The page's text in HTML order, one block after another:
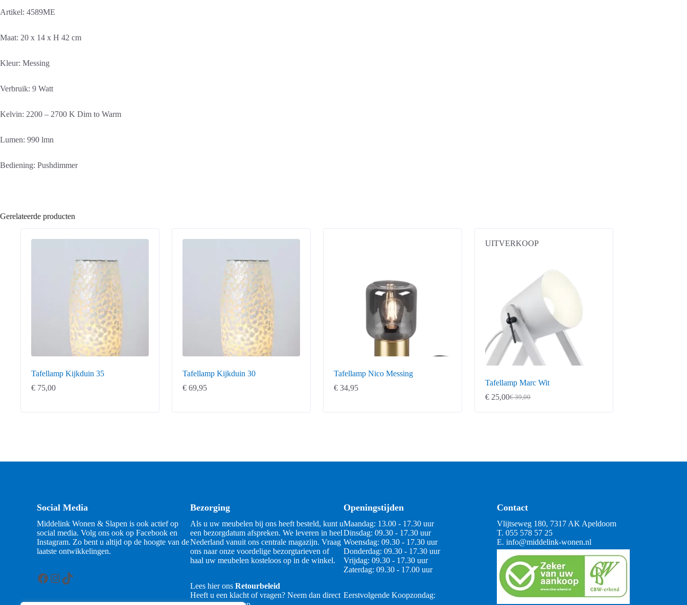
Artikel: 4589ME
Maat: 20 x 14 x H 42 cm
Kleur: Messing
Verbruik: 9 Watt
Kelvin: 2200 – 2700 K Dim to Warm
Lumen: 990 lmn
Bediening: Pushdimmer
Gerelateerde producten
Tafellamp Kijkduin 35
€ 75,00
Tafellamp Kijkduin 30
€ 69,95
Tafellamp Nico Messing
€ 34,95
UITVERKOOP
Tafellamp Marc Wit
€39,00
Oorspronkelijke
€ 25,00
Huidige
Social Media
Middelink Wonen & Slapen is ook actief op
social media. Volg ons ook op Facebook en
Instagram. Zo bent u altijd op de hoogte van de
laatste ontwikkelingen.
Facebook
Instagram
TikTok
Bezorging
Als u uw meubelen bij ons heeft besteld, kunt u
een bezorgdatum afspreken. We leveren in heel
Nederland vanuit ons centrale magazijn. Vraag
ons naar onze voordelige bezorgtarieven of
haal uw meubelen kosteloos op in de winkel.
Lees hier ons Retourbeleid
Heeft u een klacht of vragen? Neem dan direct
Openingstijden
Maandag: 13.00 - 17.30 uur
Dinsdag: 09.30 - 17.30 uur
Woensdag: 09.30 - 17.30 uur
Donderdag: 09.30 - 17.30 uur
Vrijdag: 09.30 - 17.30 uur
Zaterdag: 09.30 - 17.00 uur
Eerstvolgende Koopzondag:
Contact
Vlijtseweg 180, 7317 AK Apeldoorn
T. 055 578 57 25
E. info@middelink-wonen.nl